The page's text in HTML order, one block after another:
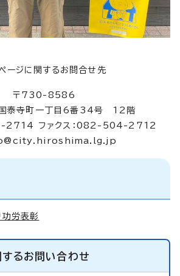
ージに関するお問合せ先
〒730-8586
国泰寺町一丁目6番34号 12階
2714 ファクス：082-504-2712
功労表彰
るお問い合わせ